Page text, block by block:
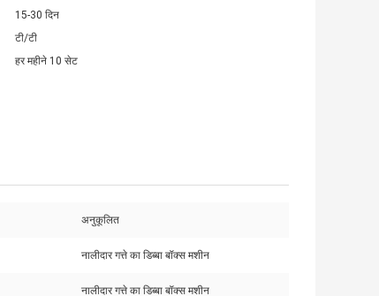
15-30 दिन
टी/टी
हर महीने 10 सेट
अनुकूलित
नालीदार गत्ते का डिब्बा बॉक्स मशीन
नालीदार गत्ते का डिब्बा बॉक्स मशीन